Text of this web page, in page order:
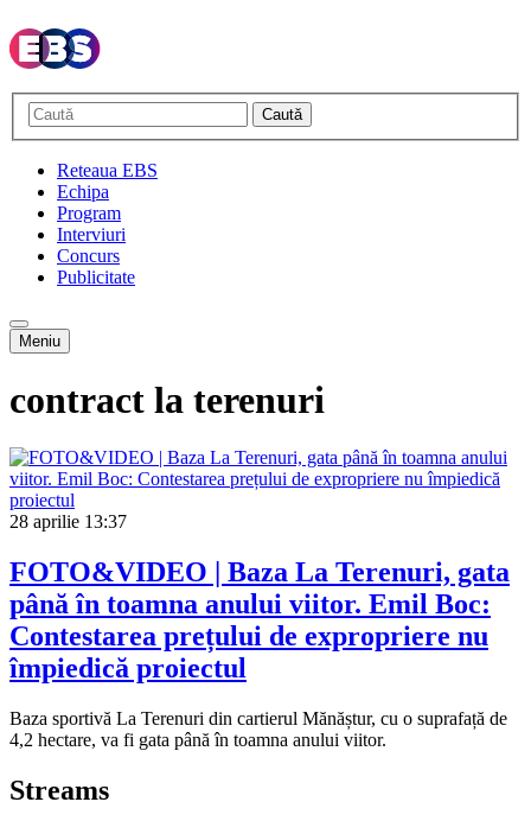
Caută
Reteaua EBS
Echipa
Program
Interviuri
Concurs
Publicitate
Meniu
contract la terenuri
28 aprilie 13:37
FOTO&VIDEO | Baza La Terenuri, gata
până în toamna anului viitor. Emil Boc:
Contestarea prețului de expropriere nu
împiedică proiectul
Baza sportivă La Terenuri din cartierul Mănăștur, cu o suprafață de
4,2 hectare, va fi gata până în toamna anului viitor.
Streams